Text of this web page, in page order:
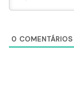
0 COMENTÁRIOS